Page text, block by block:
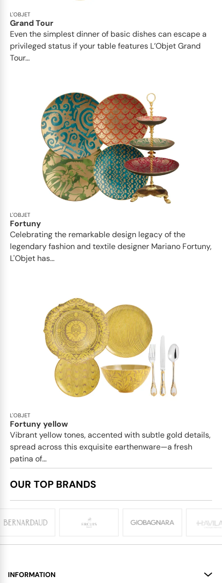
L'OBJET
Grand Tour
Even the simplest dinner of basic dishes can escape a
privileged status if your table features L’Objet Grand
Tour...
L'OBJET
Fortuny
Celebrating the remarkable design legacy of the
legendary fashion and textile designer Mariano Fortuny,
L'Objet has...
L'OBJET
Fortuny yellow
Vibrant yellow tones, accented with subtle gold details,
spread across this exquisite earthenware—a fresh
patina of...
OUR TOP BRANDS
INFORMATION